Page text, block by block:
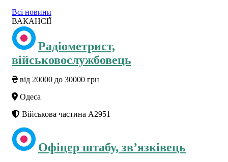
Всі новини
ВАКАНСІЇ
Радіометрист,
військовослужбовець
від 20000 до 30000 грн
Одеса
Військова частина А2951
Офіцер штабу, зв’язківець